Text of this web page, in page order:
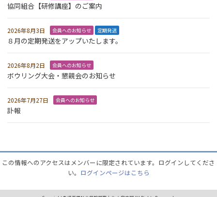
協同組合【研修講座】のご案内
2026年8月3日 会員へのお知らせ 定期発送
８月の定期発送をアップいたします。
2026年8月2日 会員へのお知らせ
ボウリング大会・懇親会のお知らせ
2026年7月27日 会員へのお知らせ
訃報
この情報へのアクセスはメンバーに限定されています。ログインしてくださ
い。 ログインページはこちら